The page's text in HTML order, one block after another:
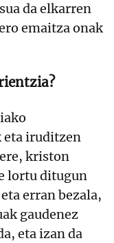
da elkarren
emaitza onak
eta iruditzen
kriston
lortu ditugun
erran bezala,
gaudenez
eta izan da